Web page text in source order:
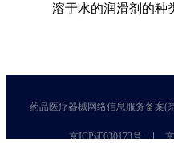
溶于水的润滑剂的种
药品医疗器械网络信息服务备案(
京ICP证030173号